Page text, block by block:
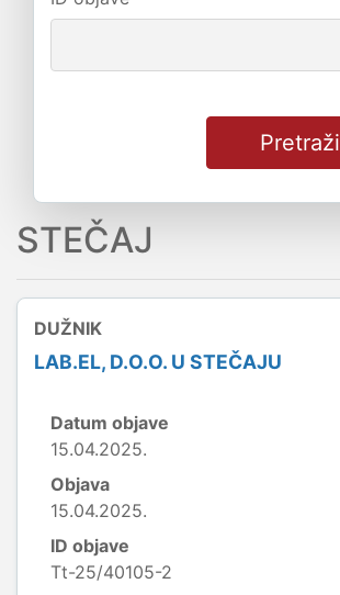
Pretraži
STEČAJ
DUŽNIK
LAB.EL, D.O.O. U STEČAJU
Datum objave
15.04.2025.
Objava
15.04.2025.
ID objave
Tt-25/40105-2